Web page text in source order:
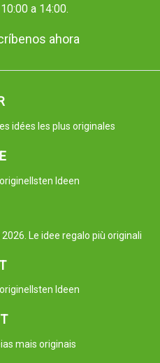
a 14:00.
ahora
idées les plus originales
Ideen
Le idee regalo più originali
Ideen
mais originais